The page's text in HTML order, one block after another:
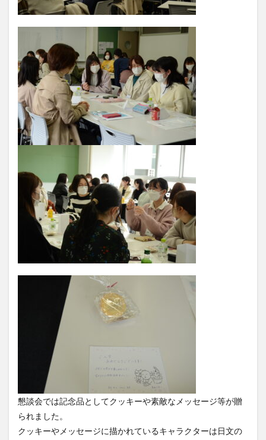
懇談会では記念品としてクッキーや素敵なメッセージ等が贈
られました。
クッキーやメッセージに描かれているキャラクターは日文の